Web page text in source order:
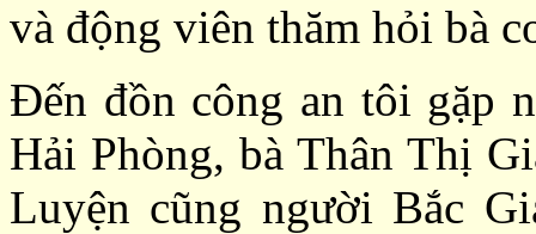
và động viên thăm hỏi bà
Đến đồn công an tôi gặp
Hải Phòng, bà Thân Thị
Luyện cũng người Bắc